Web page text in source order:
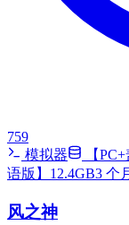
759
模拟器
【
语版】12.4GB3 个
风之神